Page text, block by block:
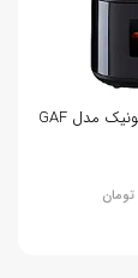
سرخ کن بدون روغن گوسونیک مدل GAF
تومان